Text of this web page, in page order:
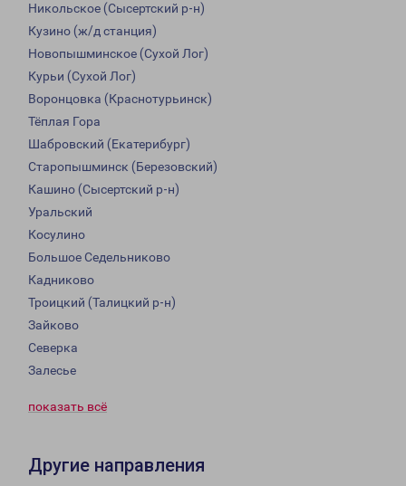
Никольское (Сысертский р-н)
Кузино (ж/д станция)
Новопышминское (Сухой Лог)
Курьи (Сухой Лог)
Воронцовка (Краснотурьинск)
Тёплая Гора
Шабровский (Екатерибург)
Старопышминск (Березовский)
Кашино (Сысертский р-н)
Уральский
Косулино
Большое Седельниково
Кадниково
Троицкий (Талицкий р-н)
Зайково
Северка
Залесье
показать всё
Другие направления